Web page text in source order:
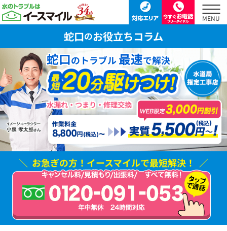
蛇口のお役立ちコラム
蛇口のトラブル最速で解決
水漏れ・つまり・修理交換
お急ぎの方！ イースマイルで最短解決！